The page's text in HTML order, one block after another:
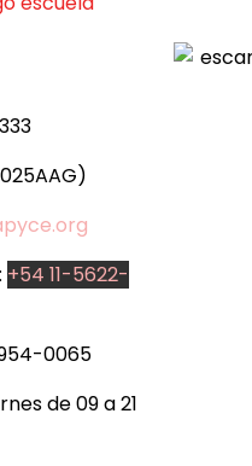
+54 11-5622-
0065
de 09 a 21